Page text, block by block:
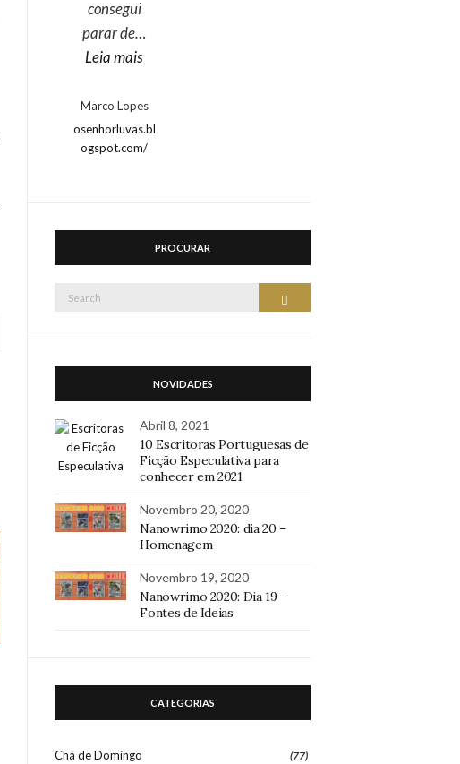
consegui
parar de…
Leia mais“Marco Lopes”
Marco Lopes
osenhorluvas.bl
ogspot.com/
PROCURAR
Search
Search
NOVIDADES
Abril 8, 2021
10 Escritoras Portuguesas de
Ficção Especulativa para
conhecer em 2021
Novembro 20, 2020
Nanowrimo 2020: dia 20 –
Homenagem
Novembro 19, 2020
Nanowrimo 2020: Dia 19 –
Fontes de Ideias
CATEGORIAS
Chá de Domingo (77)